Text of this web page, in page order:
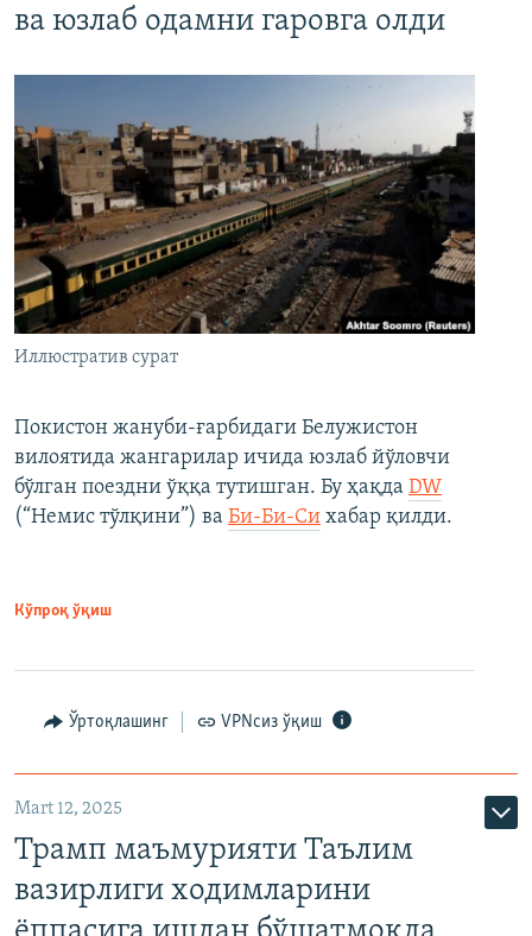
ва юзлаб одамни гаровга олди
Иллюстратив сурат
Покистон жануби-ғарбидаги Белужистон
вилоятида жангарилар ичида юзлаб йўловчи
бўлган поездни ўққа тутишган. Бу ҳақда DW
(“Немис тўлқини”) ва Би-Би-Си хабар қилди.
Кўпроқ ўқиш
Ўртоқлашинг VPNсиз ўқиш
Mart 12, 2025
Трамп маъмурияти Таълим
вазирлиги ходимларини